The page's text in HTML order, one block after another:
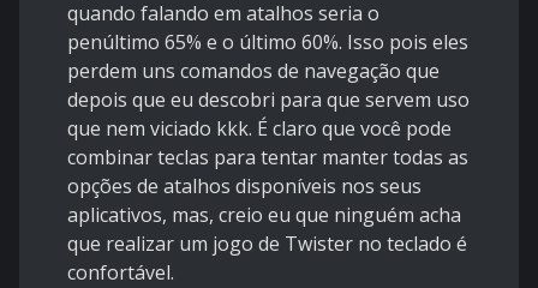
quando falando em atalhos seria o
penúltimo 65% e o último 60%. Isso pois eles
perdem uns comandos de navegação que
depois que eu descobri para que servem uso
que nem viciado kkk. É claro que você pode
combinar teclas para tentar manter todas as
opções de atalhos disponíveis nos seus
aplicativos, mas, creio eu que ninguém acha
que realizar um jogo de Twister no teclado é
confortável.